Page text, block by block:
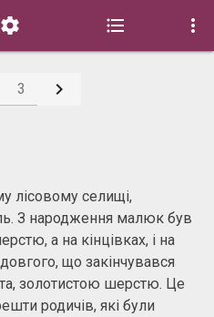
  
3 
лісовому селищі,
З народження малюк був
а на кінцівках, і на
довгого, що закінчувався
золотистою шерстю. Це
родичів, які були